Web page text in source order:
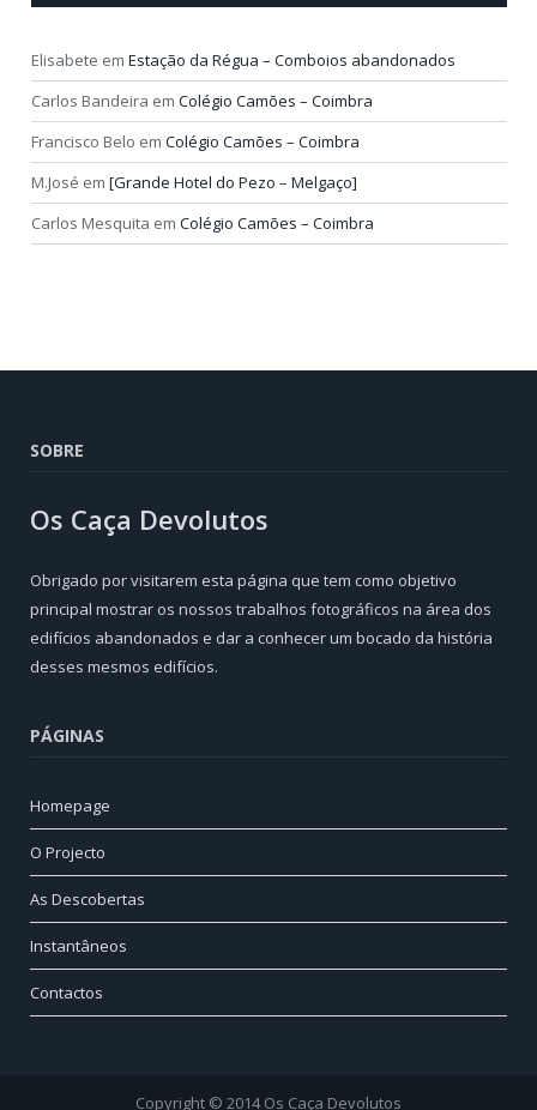
Elisabete em Estação da Régua – Comboios abandonados
Carlos Bandeira em Colégio Camões – Coimbra
Francisco Belo em Colégio Camões – Coimbra
M.José em [Grande Hotel do Pezo – Melgaço]
Carlos Mesquita em Colégio Camões – Coimbra
SOBRE
Os Caça Devolutos
Obrigado por visitarem esta página que tem como objetivo
principal mostrar os nossos trabalhos fotográficos na área dos
edifícios abandonados e dar a conhecer um bocado da história
desses mesmos edifícios.
PÁGINAS
Homepage
O Projecto
As Descobertas
Instantâneos
Contactos
Copyright © 2014 Os Caça Devolutos